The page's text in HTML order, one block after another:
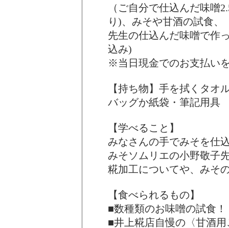
（ご自分で仕込んだ味噌
り)、みそや甘酒の試食、
先生の仕込んだ味噌で作
込み)
※当日現金でのお支払い
【持ち物】手を拭くタオ
バッグか紙袋・筆記用具
【学べること】
みなさんの手でみそを仕
みそソムリエの小野敬子
糀加工についてや、みそ
【食べられるもの】
■数種類のお味噌の試食！
■井上糀店自慢の〈甘酒